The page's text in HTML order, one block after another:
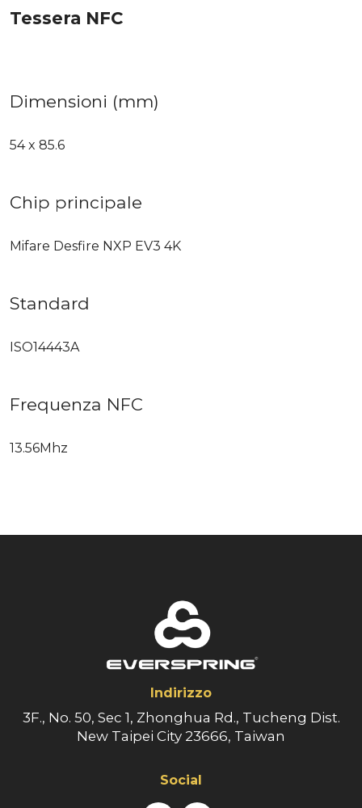
Tessera NFC
Dimensioni (mm)
54 x 85.6
Chip principale
Mifare Desfire NXP EV3 4K
Standard
ISO14443A
Frequenza NFC
13.56Mhz
Indirizzo
3F., No. 50, Sec 1, Zhonghua Rd., Tucheng Dist.
New Taipei City 23666, Taiwan
Social